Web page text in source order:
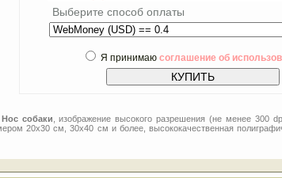
Выберите способ оплаты
Я принимаю соглашение об
собаки , изображение высокого разрешения (не менее 300
20x30 см, 30x40 см и более, высококачественная